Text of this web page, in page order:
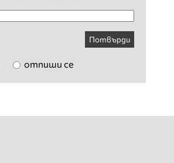
Потвърди
отпиши се